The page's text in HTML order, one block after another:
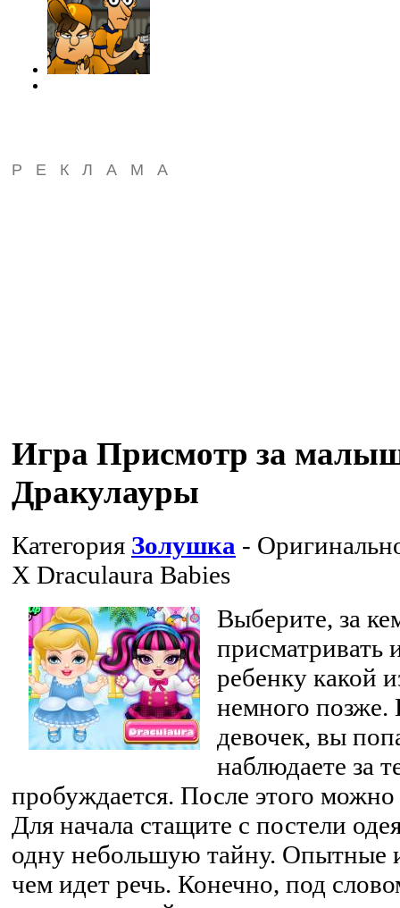
РЕКЛАМА
Игра Присмотр за
Дракулауры
Категория Золушка -
X Draculaura Babies
Выберите, за
присматривать
ребенку какой
немного позже.
девочек, вы
наблюдаете за
пробуждается. После этого
Для начала стащите с постели
одну небольшую тайну. Опытные
чем идет речь. Конечно, под